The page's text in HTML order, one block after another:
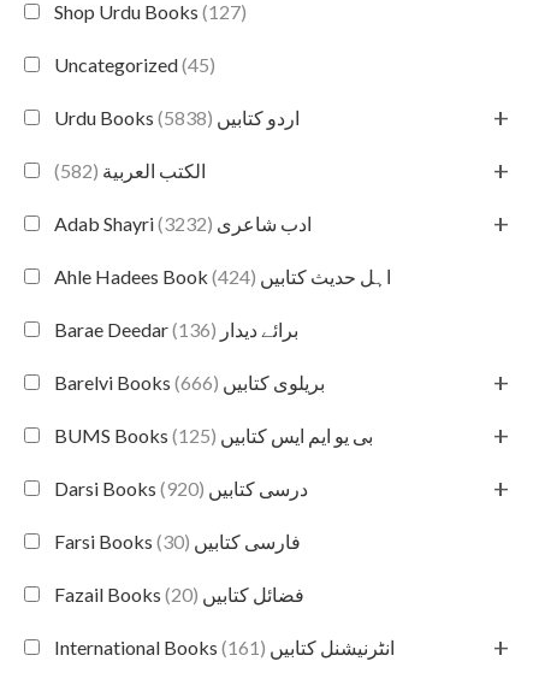
Shop Urdu Books (127)
Uncategorized(45)
Urdu Books اردو کتابیں (5838) +
الكتب العربية (582) +
Adab Shayri ادب شاعری (3232) +
Ahle Hadees Book اہل حدیث کتابیں (424)
Barae Deedar برائے دیدار (136)
Barelvi Books بریلوی کتابیں (666) +
BUMS Books بی یو ایم ایس کتابیں (125) +
Darsi Books درسی کتابیں (920) +
Farsi Books فارسی کتابیں (30)
Fazail Books فضائل کتابیں (20)
International Books انٹرنیشنل کتابیں (161) +